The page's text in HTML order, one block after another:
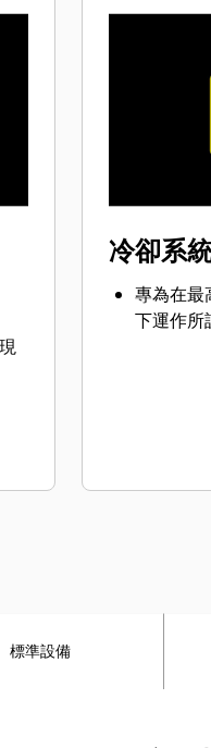
冷卻系
專為在最
下運作所
標準設備